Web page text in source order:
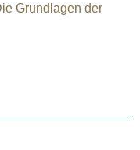
Grundlagen der